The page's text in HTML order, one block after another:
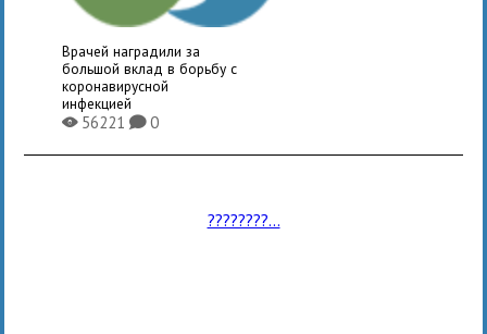
Врачей наградили за
большой вклад в борьбу с
коронавирусной
инфекцией
X56221K0
????????...